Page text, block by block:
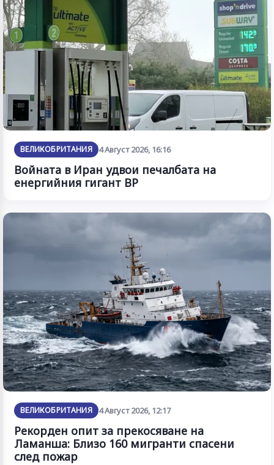
ВЕЛИКОБРИТАНИЯ 4 Август 2026, 16:16
Войната в Иран удвои печалбата на
енергийния гигант BP
ВЕЛИКОБРИТАНИЯ 4 Август 2026, 12:17
Рекорден опит за прекосяване на
Ламанша: Близо 160 мигранти спасени
след пожар